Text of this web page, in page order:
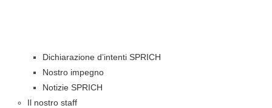
Dichiarazione d’intenti SPRICH
Nostro impegno
Notizie SPRICH
Il nostro staff